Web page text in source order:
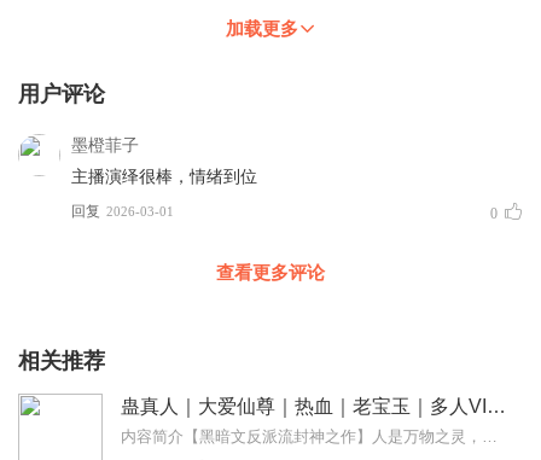
加载更多
用户评论
墨橙菲子
主播演绎很棒，情绪到位
回复 2026-03-01 0
查看更多评论
相关推荐
蛊真人｜大爱仙尊｜热血｜老宝玉｜多人VIP免费有声剧
内容简介【黑暗文反派流封神之作】人是万物之灵，蛊是天地真精。一个穿越者不断重生的故事。一个养蛊、炼蛊、用蛊的奇特世界。配音组（男角色）老宝玉旁白...